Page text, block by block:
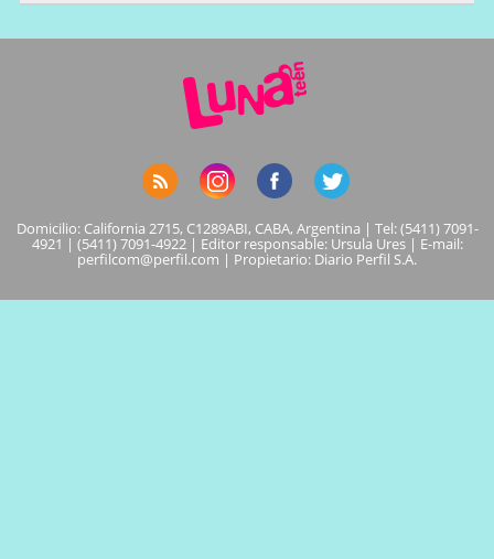
Domicilio: California 2715, C1289ABI, CABA, Argentina | Tel: (5411) 7091-
4921 | (5411) 7091-4922 | Editor responsable: Ursula Ures | E-mail:
perfilcom@perfil.com | Propietario: Diario Perfil S.A.